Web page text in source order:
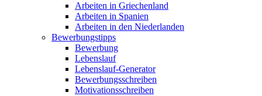
Arbeiten in Griechenland
Arbeiten in Spanien
Arbeiten in den Niederlanden
Bewerbungstipps
Bewerbung
Lebenslauf
Lebenslauf-Generator
Bewerbungsschreiben
Motivationsschreiben